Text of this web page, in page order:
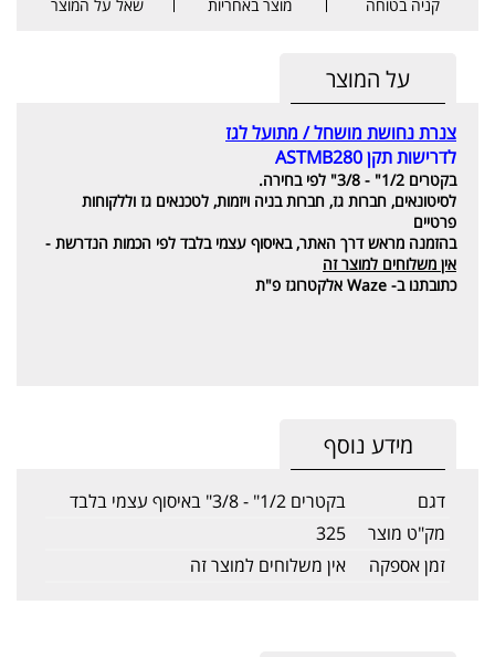
קניה בטוחה מוצר באחריות שאל על המוצר
על המוצר
צנרת נחושת מושחל / מתועל לגז
לדרישות תקן ASTMB280
בקטרים 1/2" - 3/8" לפי בחירה.
לסיטונאים, חברות גז, חברות בניה ויזמות, לטכנאים גז וללקוחות
פרטיים
בהזמנה מראש דרך האתר, באיסוף עצמי בלבד לפי הכמות הנדרשת -
אין משלוחים למוצר זה
כתובתנו ב- Waze אלקטרוגז פ"ת
מידע נוסף
דגם
בקטרים 1/2" - 3/8" באיסוף עצמי בלבד
מק"ט מוצר
325
זמן אספקה
אין משלוחים למוצר זה